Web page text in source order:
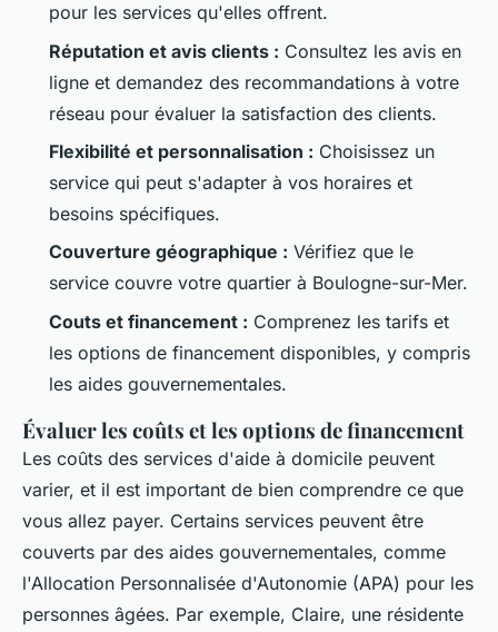
pour les services qu'elles offrent.
Réputation et avis clients : Consultez les avis en
ligne et demandez des recommandations à votre
réseau pour évaluer la satisfaction des clients.
Flexibilité et personnalisation : Choisissez un
service qui peut s'adapter à vos horaires et
besoins spécifiques.
Couverture géographique : Vérifiez que le
service couvre votre quartier à Boulogne-sur-Mer.
Couts et financement : Comprenez les tarifs et
les options de financement disponibles, y compris
les aides gouvernementales.
Évaluer les coûts et les options de financement
Les coûts des services d'aide à domicile peuvent
varier, et il est important de bien comprendre ce que
vous allez payer. Certains services peuvent être
couverts par des aides gouvernementales, comme
l'Allocation Personnalisée d'Autonomie (APA) pour les
personnes âgées. Par exemple, Claire, une résidente